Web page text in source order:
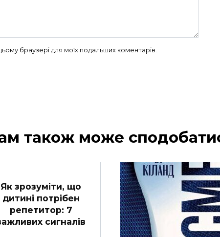
браузері для моїх подальших коментарів.
також може
Як зрозуміти, що
дитині потрібен
репетитор: 7
сигналів